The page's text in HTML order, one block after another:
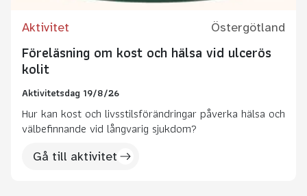
Aktivitet Östergötland
Föreläsning om kost och hälsa vid ulcerös
kolit
Aktivitetsdag 19/8/26
Hur kan kost och livsstilsförändringar påverka hälsa och
välbefinnande vid långvarig sjukdom?
Gå till aktivitet